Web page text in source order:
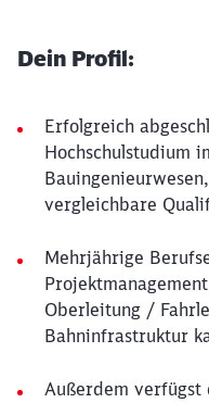
Dein Profil:
Erfolgreich
Hochschulstudium
vergleichbare
Mehrjährige
Oberleitung /
Bahninfrastruktur
Außerdem verfügst